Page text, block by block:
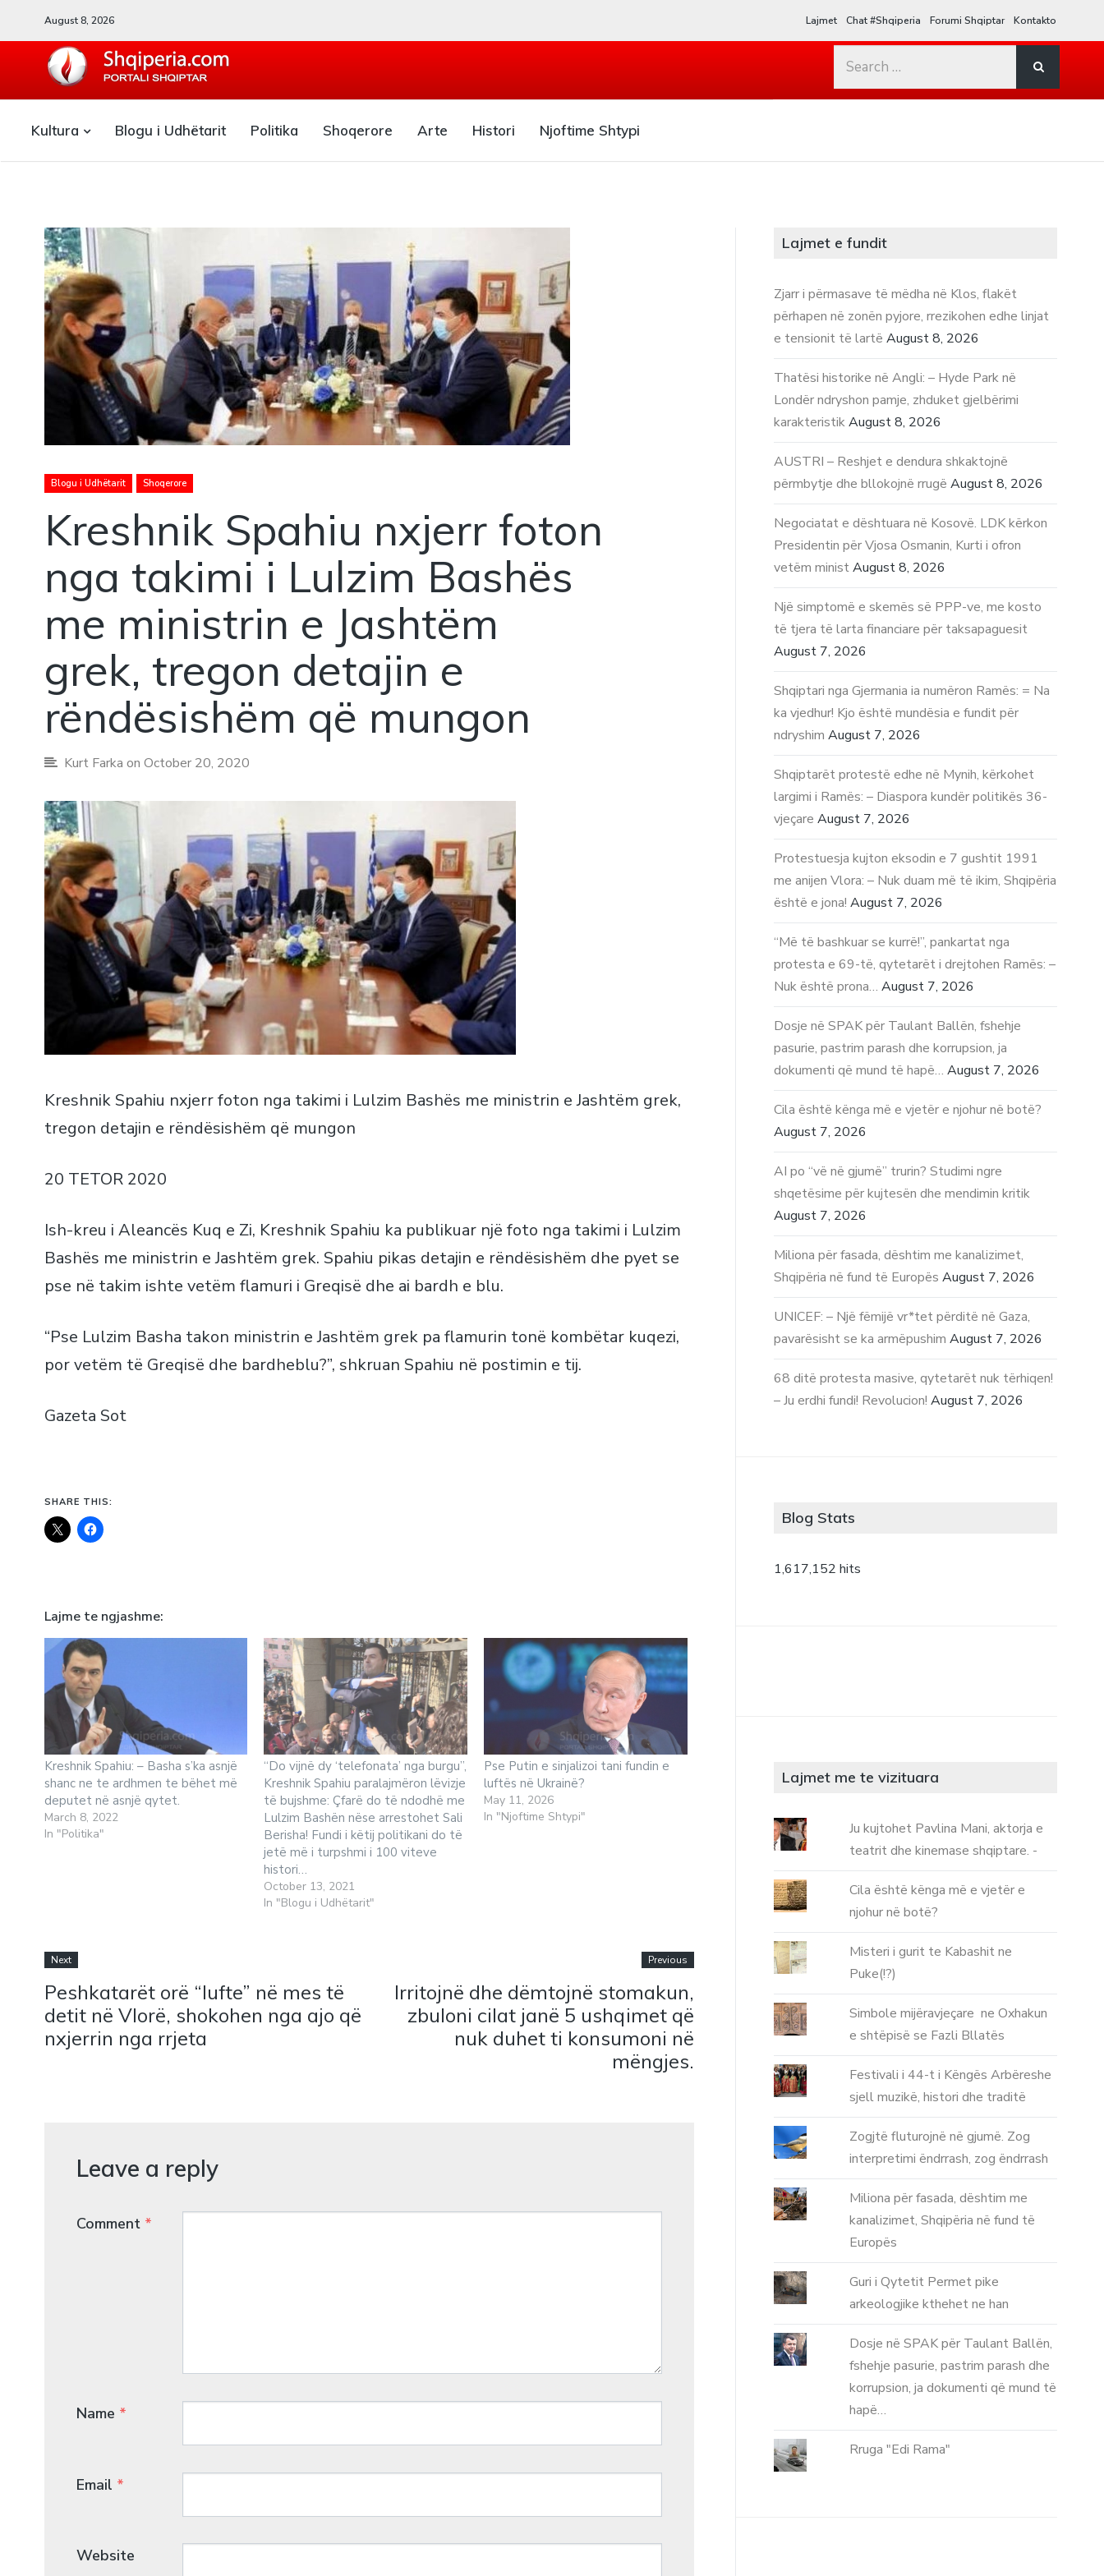
August 8, 2026 Lajmet Chat #Shqiperia Forumi Shqiptar Kontakto
Search
Kultura Blogu i Udhëtarit Politika Shoqerore Arte Histori Njoftime Shtypi
Blogu i Udhëtarit Shoqerore
Kreshnik Spahiu nxjerr foton
nga takimi i Lulzim Bashës
me ministrin e Jashtëm
grek, tregon detajin e
rëndësishëm që mungon
Kurt Farka on October 20, 2020
Kreshnik Spahiu nxjerr foton nga takimi i Lulzim Bashës me ministrin e Jashtëm grek,
tregon detajin e rëndësishëm që mungon
20 TETOR 2020
Ish-kreu i Aleancës Kuq e Zi, Kreshnik Spahiu ka publikuar një foto nga takimi i Lulzim
Bashës me ministrin e Jashtëm grek. Spahiu pikas detajin e rëndësishëm dhe pyet se
pse në takim ishte vetëm flamuri i Greqisë dhe ai bardh e blu.
“Pse Lulzim Basha takon ministrin e Jashtëm grek pa flamurin tonë kombëtar kuqezi,
por vetëm të Greqisë dhe bardheblu?”, shkruan Spahiu në postimin e tij.
Gazeta Sot
SHARE THIS:
Lajme te ngjashme
Kreshnik Spahiu: – Basha s’ka asnjë
shanc ne te ardhmen te bëhet më
deputet në asnjë qytet.
March 8, 2022
In "Politika"
“Do vijnë dy ‘telefonata’ nga burgu”,
Kreshnik Spahiu paralajmëron lëvizje
të bujshme: Çfarë do të ndodhë me
Lulzim Bashën nëse arrestohet Sali
Berisha! Fundi i këtij politikani do të
jetë më i turpshmi i 100 viteve
histori…
October 13, 2021
In "Blogu i Udhëtarit"
Pse Putin e sinjalizoi tani fundin e
luftës në Ukrainë?
May 11, 2026
In "Njoftime Shtypi"
Next
Peshkatarët orë “lufte” në mes të
detit në Vlorë, shokohen nga ajo që
nxjerrin nga rrjeta
Previous
Irritojnë dhe dëmtojnë stomakun,
zbuloni cilat janë 5 ushqimet që
nuk duhet ti konsumoni në
mëngjes.
Leave a reply
Comment *
Name *
Email *
Website
Lajmet e fundit
Zjarr i përmasave të mëdha në Klos, flakët
përhapen në zonën pyjore, rrezikohen edhe linjat
e tensionit të lartë August 8, 2026
Thatësi historike në Angli: – Hyde Park në
Londër ndryshon pamje, zhduket gjelbërimi
karakteristik August 8, 2026
AUSTRI – Reshjet e dendura shkaktojnë
përmbytje dhe bllokojnë rrugë August 8, 2026
Negociatat e dështuara në Kosovë. LDK kërkon
Presidentin për Vjosa Osmanin, Kurti i ofron
vetëm minist August 8, 2026
Një simptomë e skemës së PPP-ve, me kosto
të tjera të larta financiare për taksapaguesit
August 7, 2026
Shqiptari nga Gjermania ia numëron Ramës: = Na
ka vjedhur! Kjo është mundësia e fundit për
ndryshim August 7, 2026
Shqiptarët protestë edhe në Mynih, kërkohet
largimi i Ramës: – Diaspora kundër politikës 36-
vjeçare August 7, 2026
Protestuesja kujton eksodin e 7 gushtit 1991
me anijen Vlora: – Nuk duam më të ikim, Shqipëria
është e jona! August 7, 2026
“Më të bashkuar se kurrë!”, pankartat nga
protesta e 69-të, qytetarët i drejtohen Ramës: –
Nuk është prona… August 7, 2026
Dosje në SPAK për Taulant Ballën, fshehje
pasurie, pastrim parash dhe korrupsion, ja
dokumenti që mund të hapë… August 7, 2026
Cila është kënga më e vjetër e njohur në botë?
August 7, 2026
AI po “vë në gjumë” trurin? Studimi ngre
shqetësime për kujtesën dhe mendimin kritik
August 7, 2026
Miliona për fasada, dështim me kanalizimet,
Shqipëria në fund të Europës August 7, 2026
UNICEF: – Një fëmijë vr*tet përditë në Gaza,
pavarësisht se ka armëpushim August 7, 2026
68 ditë protesta masive, qytetarët nuk tërhiqen!
– Ju erdhi fundi! Revolucion! August 7, 2026
Blog Stats
1,617,152 hits
Lajmet me te vizituara
Ju kujtohet Pavlina Mani, aktorja e
teatrit dhe kinemase shqiptare. -
Cila është kënga më e vjetër e
njohur në botë?
Misteri i gurit te Kabashit ne
Puke(!?)
Simbole mijëravjeçare ne Oxhakun
e shtëpisë se Fazli Bllatës
Festivali i 44-t i Këngës Arbëreshe
sjell muzikë, histori dhe traditë
Zogjtë fluturojnë në gjumë. Zog
interpretimi ëndrrash, zog ëndrrash
Miliona për fasada, dështim me
kanalizimet, Shqipëria në fund të
Europës
Guri i Qytetit Permet pike
arkeologjike kthehet ne han
Dosje në SPAK për Taulant Ballën,
fshehje pasurie, pastrim parash dhe
korrupsion, ja dokumenti që mund të
hapë…
Rruga "Edi Rama"